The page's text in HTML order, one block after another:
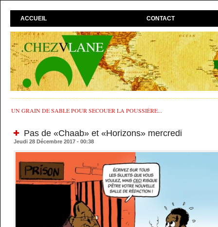
ACCUEIL CONTACT
UN GRAIN DE SABLE POUR SECOUER LA POUSSIÈRE...
Pas de «Chaab» et «Horizons» mercredi
Jeudi 28 Décembre 2017 - 00:38